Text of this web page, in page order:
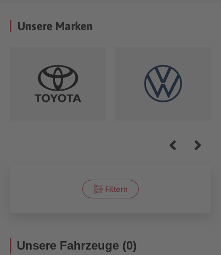
Unsere Marken
Filtern
Unsere Fahrzeuge (0)